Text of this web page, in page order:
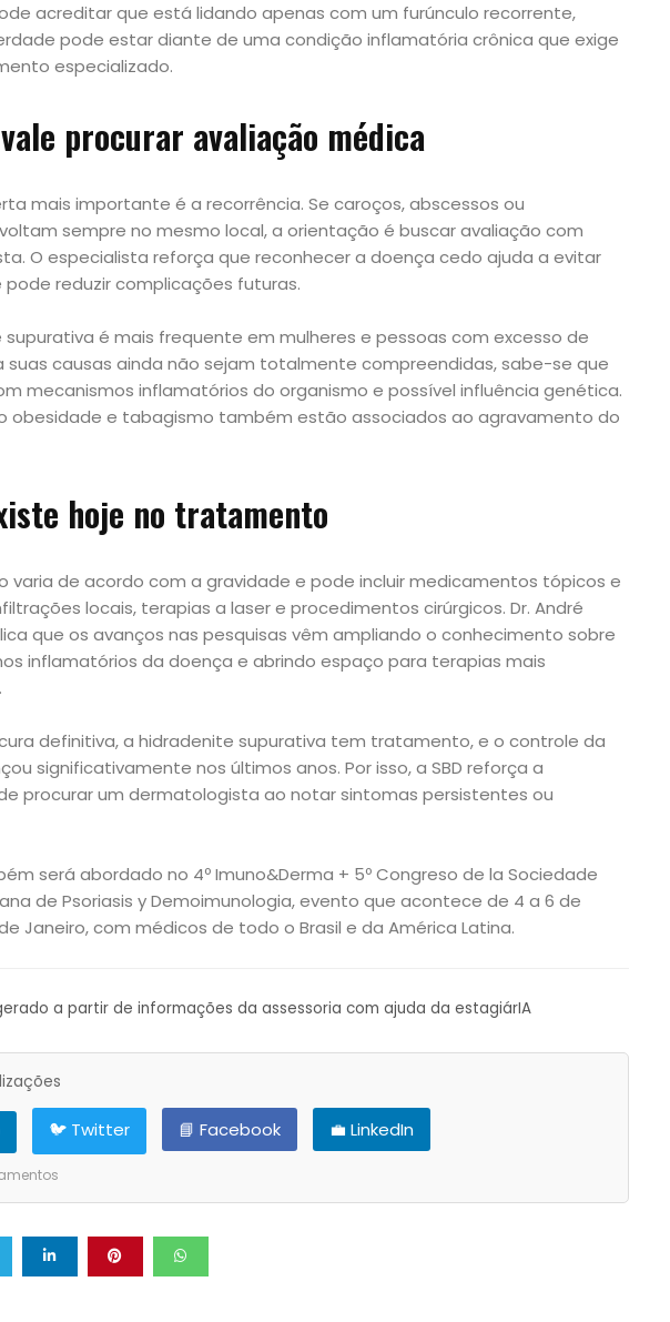
acreditar que está lidando apenas com um furúnculo recorrente,
pode estar diante de uma condição inflamatória crônica que exige
especializado.
procurar avaliação médica
mais importante é a recorrência. Se caroços, abscessos ou
sempre no mesmo local, a orientação é buscar avaliação com
O especialista reforça que reconhecer a doença cedo ajuda a evitar
pode reduzir complicações futuras.
supurativa é mais frequente em mulheres e pessoas com excesso de
suas causas ainda não sejam totalmente compreendidas, sabe-se que
mecanismos inflamatórios do organismo e possível influência genética.
obesidade e tabagismo também estão associados ao agravamento do
hoje no tratamento
varia de acordo com a gravidade e pode incluir medicamentos tópicos e
locais, terapias a laser e procedimentos cirúrgicos. Dr. André
que os avanços nas pesquisas vêm ampliando o conhecimento sobre
inflamatórios da doença e abrindo espaço para terapias mais
definitiva, a hidradenite supurativa tem tratamento, e o controle da
significativamente nos últimos anos. Por isso, a SBD reforça a
procurar um dermatologista ao notar sintomas persistentes ou
será abordado no 4º Imuno&Derma + 5º Congreso de la Sociedade
de Psoriasis y Demoimunologia, evento que acontece de 4 a 6 de
Janeiro, com médicos de todo o Brasil e da América Latina.
a partir de informações da assessoria com ajuda da estagiárIA
🐦 Twitter 📘 Facebook 💼 LinkedIn